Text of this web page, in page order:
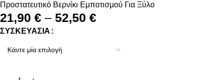
Προστατευτικό Βερνίκι Εμποτισμού Για Ξύλο
21,90 € – 52,50 €
ΣΥΣΚΕΥΑΣΊΑ